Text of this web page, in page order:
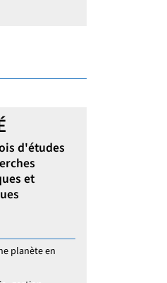
d'études
et
la structure de recherche :
planète en